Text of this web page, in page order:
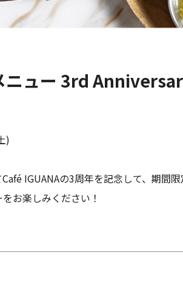
ニュー 3rd
)
IGUANAの3周年を記念して、期間
お楽しみください！